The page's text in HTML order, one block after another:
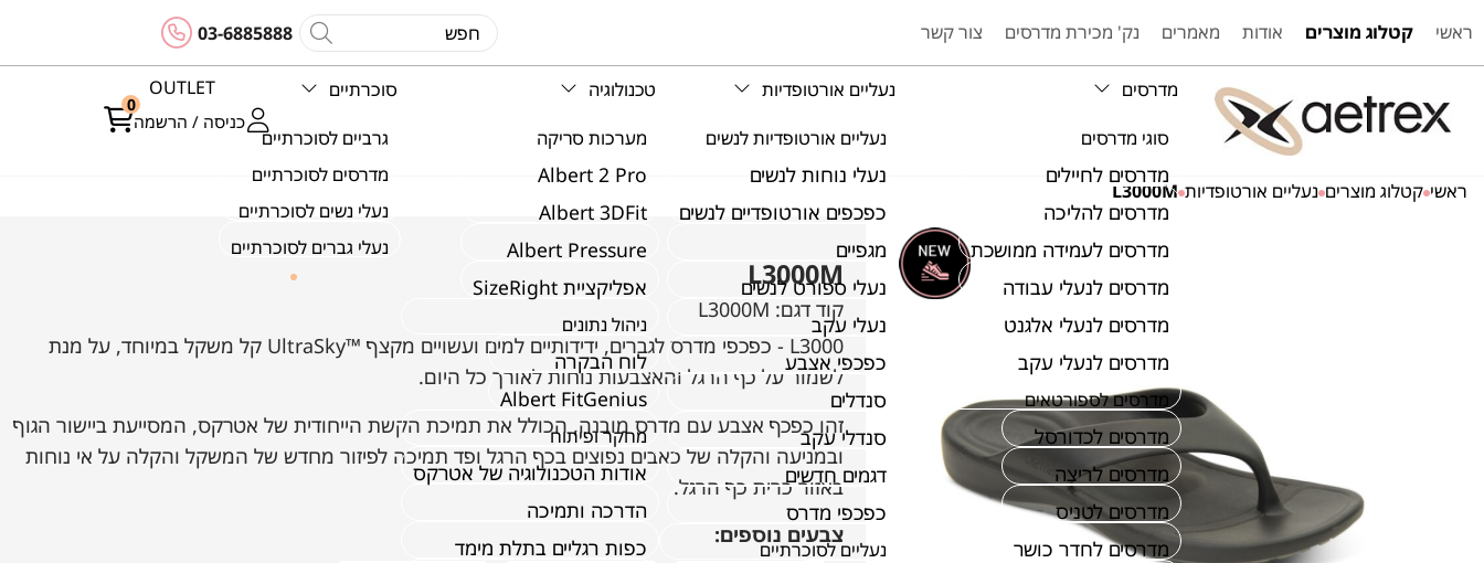
ראשי קטלוג מוצרים אודות מאמרים נק' מכירת מדרסים צור קשר 03-6885888
מדרסים
סוגי מדרסים
מדרסים לחיילים
מדרסים להליכה
מדרסים לעמידה ממושכת
מדרסים לנעלי עבודה
מדרסים לנעלי אלגנט
מדרסים לנעלי עקב
מדרסים לספורטאים
מדרסים לכדורסל
מדרסים לריצה
מדרסים לטניס
מדרסים לחדר כושר
נעליים אורטופדיות
נעליים אורטופדיות לנשים
נעלי נוחות לנשים
כפכפים אורטופדיים לנשים
מגפיים
נעלי ספורט לנשים
נעלי עקב
כפכפי אצבע
סנדלים
סנדלי עקב
דגמים חדשים
כפכפי מדרס
נעליים לסוכרתיים
טכנולוגיה
מערכות סריקה
Albert 2 Pro
Albert 3DFit
Albert Pressure
אפליקציית SizeRight
ניהול נתונים
לוח הבקרה
Albert FitGenius
מחקר ופיתוח
אודות הטכנולוגיה של אטרקס
הדרכה ותמיכה
כפות רגליים בתלת מימד
סוכרתיים
גרביים לסוכרתיים
מדרסים לסוכרתיים
נעלי נשים לסוכרתיים
נעלי גברים לסוכרתיים
OUTLET
כניסה / הרשמה
0
ראשי קטלוג מוצרים נעליים אורטופדיות L3000M
L3000M
קוד דגם: L3000M
L3000 - כפכפי מדרס לגברים, ידידותיים למים ועשויים מקצף ™UltraSky קל משקל במיוחד, על מנת
לשמור על כף הרגל והאצבעות נוחות לאורך כל היום.
זהו כפכף אצבע עם מדרס מובנה, הכולל את תמיכת הקשת הייחודית של אטרקס, המסייעת ביישור הגוף
ובמניעה והקלה של כאבים נפוצים בכף הרגל ופד תמיכה לפיזור מחדש של המשקל והקלה על אי נוחות
באזור כרית כף הרגל.
צבעים נוספים: